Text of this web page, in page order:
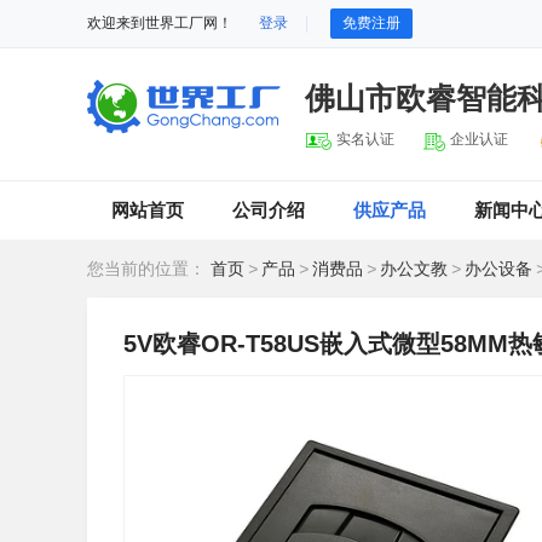
欢迎来到世界工厂网！ 登录 免费注册
佛山市欧睿智能
实名认证 企业认证
网站首页 公司介绍 供应产品 新闻中
您当前的位置： 首页 > 产品 >消费品 > 办公文教 > 办公设备
5V欧睿OR-T58US嵌入式微型58MM